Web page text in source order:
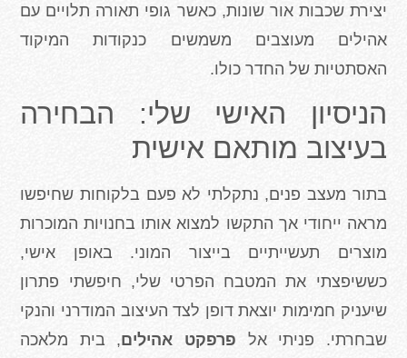
יצירת שכבות אור שונות, כאשר גופי תאורה תלויים עם
אהילים מעוצבים משמשים כנקודות המיקוד
האסתטיות של החדר כולו.
הניסיון האישי שלי: הבחירה
בעיצוב מותאם אישית
בתור מעצב פנים, נתקלתי לא פעם בלקוחות שחיפשו
מראה ייחודי אך התקשו למצוא אותו בחנויות המוכרות
מוצרים תעשייתיים בייצור המוני. באופן אישי,
כששיפצתי את המטבח הפרטי שלי, חיפשתי פתרון
שיעניק חמימות יוצאת דופן לצד העיצוב המודרני והנקי
שבחרתי. פניתי אל פרפקט אהילים, בית מלאכה